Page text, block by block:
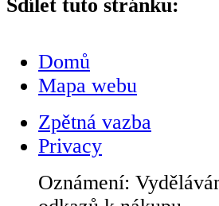
Sdílet tuto stránku:
Domů
Mapa webu
Zpětná vazba
Privacy
Oznámení: